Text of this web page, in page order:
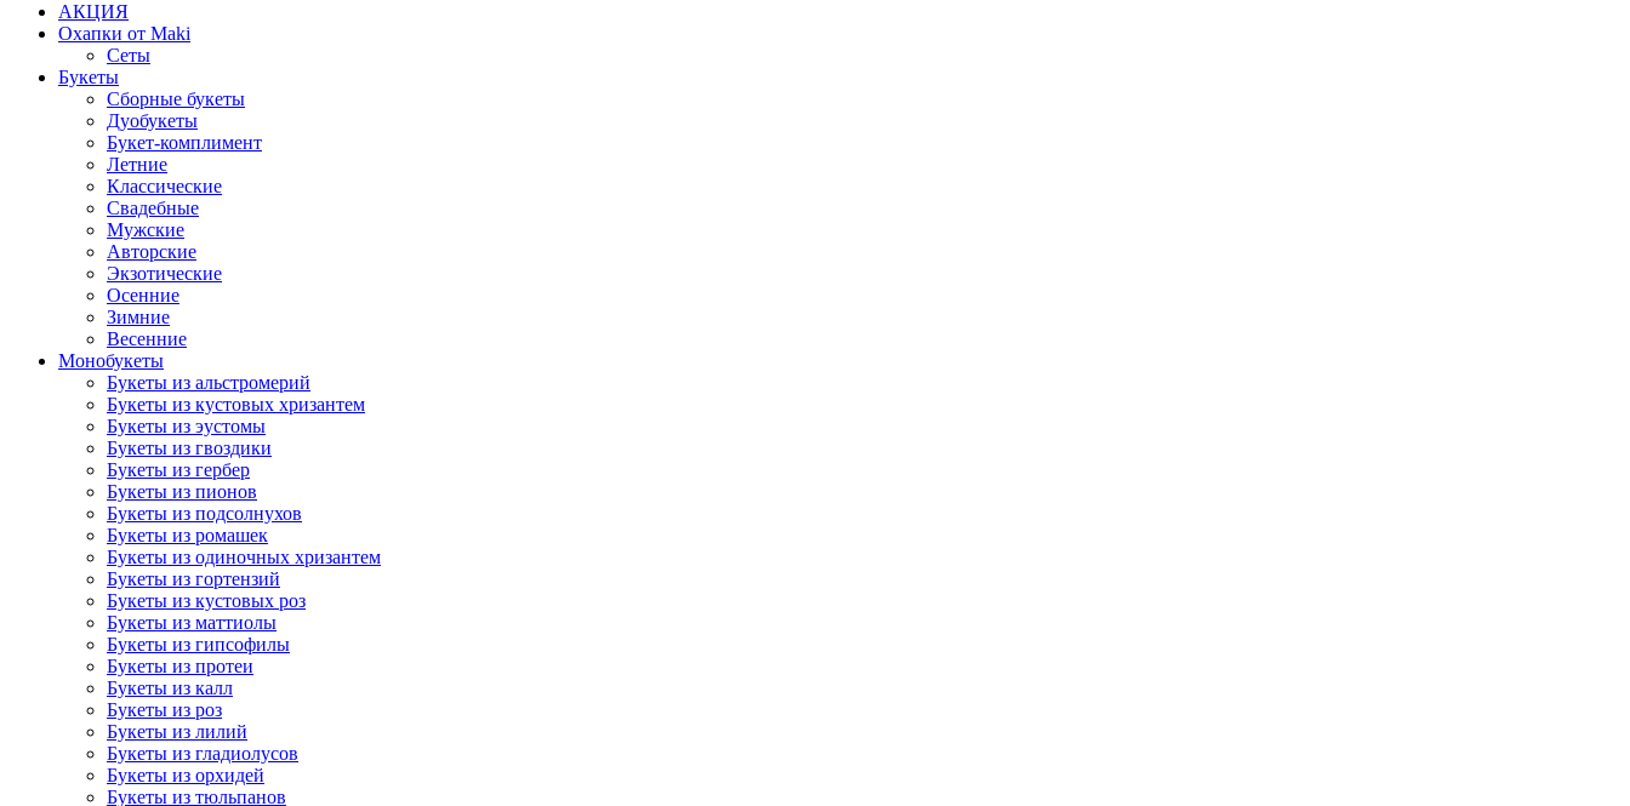
АКЦИЯ
Охапки от Maki
Сеты
Букеты
Сборные букеты
Дуобукеты
Букет-комплимент
Летние
Классические
Свадебные
Мужские
Авторские
Экзотические
Осенние
Зимние
Весенние
Монобукеты
Букеты из альстромерий
Букеты из кустовых хризантем
Букеты из эустомы
Букеты из гвоздики
Букеты из гербер
Букеты из пионов
Букеты из подсолнухов
Букеты из ромашек
Букеты из одиночных хризантем
Букеты из гортензий
Букеты из кустовых роз
Букеты из маттиолы
Букеты из гипсофилы
Букеты из протеи
Букеты из калл
Букеты из роз
Букеты из лилий
Букеты из гладиолусов
Букеты из орхидей
Букеты из тюльпанов